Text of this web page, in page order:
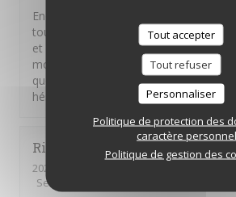
Tout accepter
Tout refuser
Personnaliser
Politique de protection des
caractère personnel
Politique de gestion des
Encore une excellente soirée à La
toujours, l’accueil est chaleureux, le
et les plats sont délicieux. On y passe
moment dans une ambiance agréable.
que j’apprécie beaucoup et que je
hésiter. À très bientôt !
Richard
2026-07-15
Service